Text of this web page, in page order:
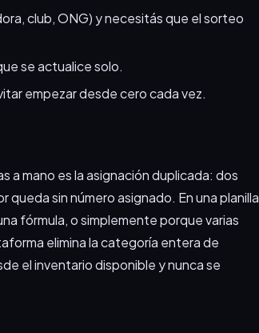
club, ONG) y necesitás que el sorteo
se actualice solo.
empezar desde cero cada vez.
a mano es la asignación duplicada: dos
sin número asignado. En una planilla
fórmula, o simplemente porque varias
elimina la categoría entera de
el inventario disponible y nunca se